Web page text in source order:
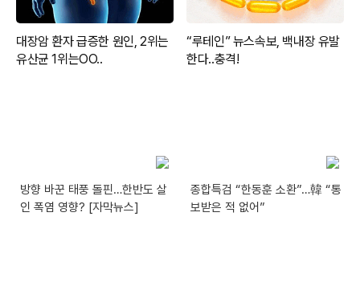
방향 바꾼 태풍 돌핀…한반도 살
인 폭염 영향? [자막뉴스]
종합특검 “한동훈 소환”…韓 “통
보받은 적 없어”